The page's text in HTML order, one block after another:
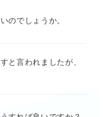
のでしょうか。
と言われましたが、